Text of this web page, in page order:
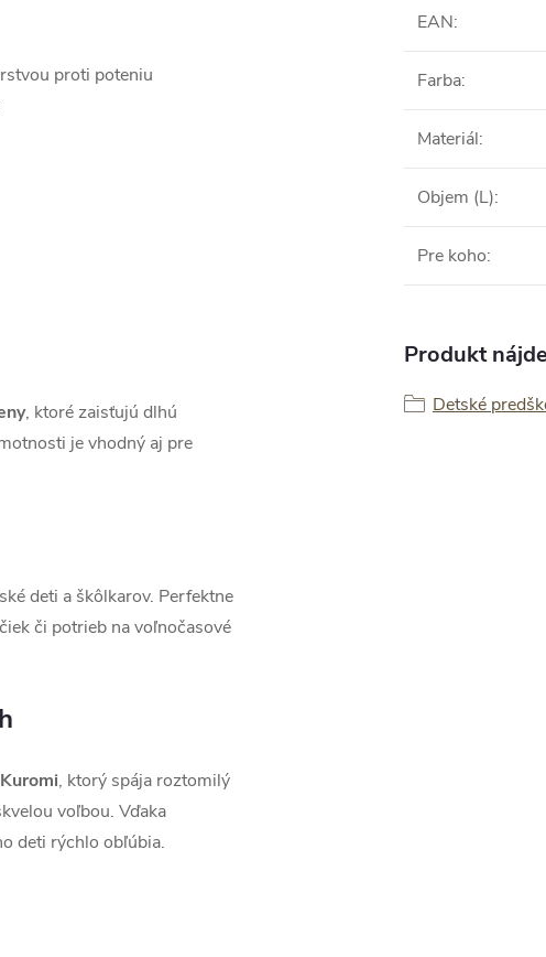
proti poteniu
, ktoré zaisťujú dlhú
je vhodný aj pre
deti a škôlkarov. Perfektne
či potrieb na voľnočasové
, ktorý spája roztomilý
voľbou. Vďaka
deti rýchlo obľúbia.
EAN:
Farba:
Materiál:
Objem (L):
Pre koho:
Produkt
Detské